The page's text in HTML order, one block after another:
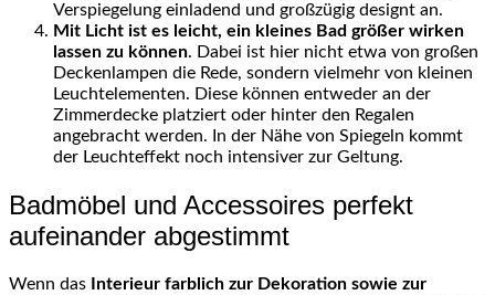
Verspiegelung einladend und großzügig designt an.
Mit Licht ist es leicht, ein kleines Bad größer wirken
lassen zu können. Dabei ist hier nicht etwa von großen
Deckenlampen die Rede, sondern vielmehr von kleinen
Leuchtelementen. Diese können entweder an der
Zimmerdecke platziert oder hinter den Regalen
angebracht werden. In der Nähe von Spiegeln kommt
der Leuchteffekt noch intensiver zur Geltung.
Badmöbel und Accessoires perfekt
aufeinander abgestimmt
Wenn das
Interieur farblich zur Dekoration sowie zur